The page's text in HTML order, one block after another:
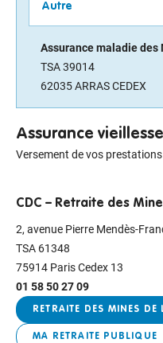
Autre
Assurance maladie des
TSA 39014
62035 ARRAS CEDEX
Assurance
Versement de vos
CDC – Retraite des
2, avenue Pierre Mendès-
TSA 61348
75914 Paris Cedex 13
01 58 50 27 09
RETRAITE DES MINES DE
MA RETRAITE PUBLIQUE